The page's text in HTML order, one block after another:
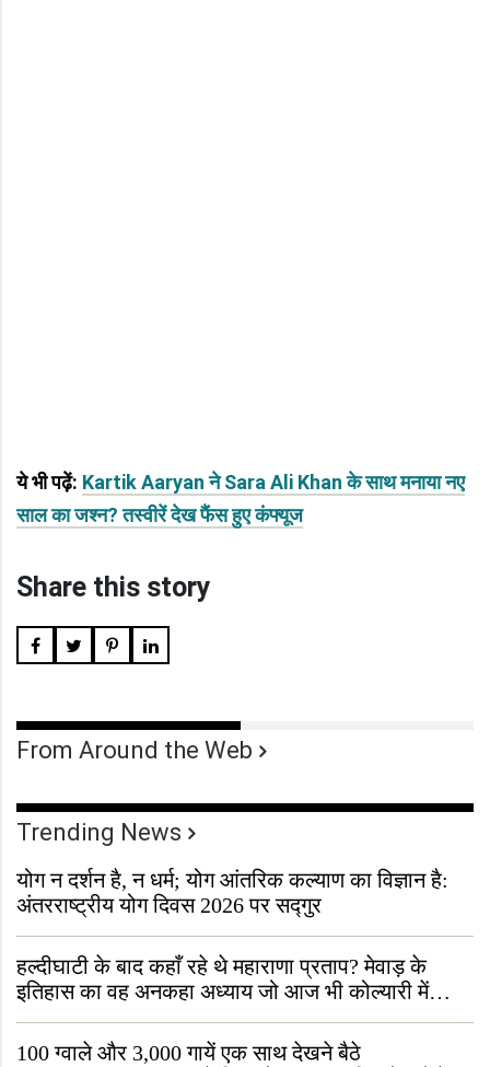
ये भी पढ़ें: Kartik Aaryan ने Sara Ali Khan के साथ मनाया नए
साल का जश्न? तस्वीरें देख फैंस हुए कंफ्यूज
Share this story
From Around the Web
Trending News
योग न दर्शन है, न धर्म; योग आंतरिक कल्याण का विज्ञान है:
अंतरराष्ट्रीय योग दिवस 2026 पर सद्गुर
हल्दीघाटी के बाद कहाँ रहे थे महाराणा प्रताप? मेवाड़ के
इतिहास का वह अनकहा अध्याय जो आज भी कोल्यारी में
जीवित है
100 ग्वाले और 3,000 गायें एक साथ देखने बैठे